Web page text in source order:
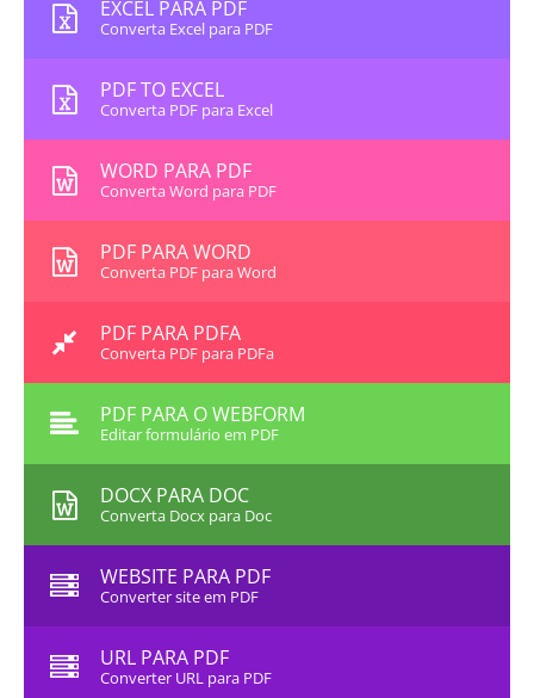
EXCEL PARA PDF
Converta Excel para PDF
PDF TO EXCEL
Converta PDF para Excel
WORD PARA PDF
Converta Word para PDF
PDF PARA WORD
Converta PDF para Word
PDF PARA PDFA
Converta PDF para PDFa
PDF PARA O WEBFORM
Editar formulário em PDF
DOCX PARA DOC
Converta Docx para Doc
WEBSITE PARA PDF
Converter site em PDF
URL PARA PDF
Converter URL para PDF